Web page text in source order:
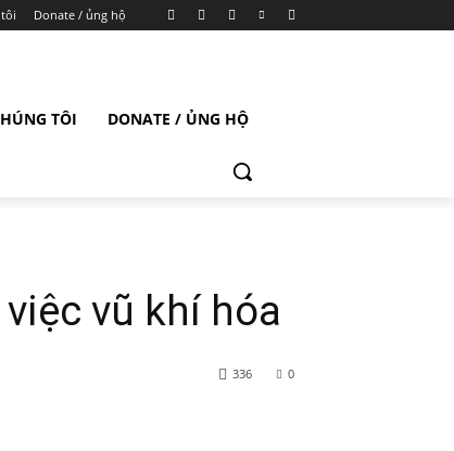
Donate / ủng hộ
TÔI DONATE / ỦNG HỘ
vũ khí hóa
0
336